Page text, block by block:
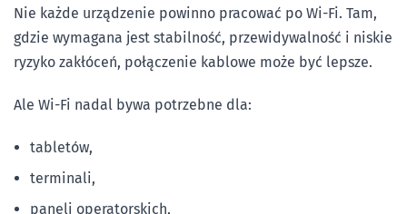
Nie każde urządzenie powinno pracować po Wi-Fi. Tam,
gdzie wymagana jest stabilność, przewidywalność i niskie
ryzyko zakłóceń, połączenie kablowe może być lepsze.
Ale Wi-Fi nadal bywa potrzebne dla:
tabletów,
terminali,
paneli operatorskich,